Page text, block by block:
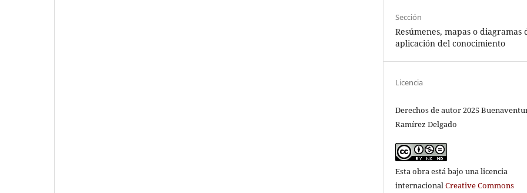
Sección
Resúmenes, mapas o diagramas
aplicación del conocimiento
Licencia
Derechos de autor 2025
Ramírez Delgado
Esta obra está bajo una licencia
internacionalCreative Commons